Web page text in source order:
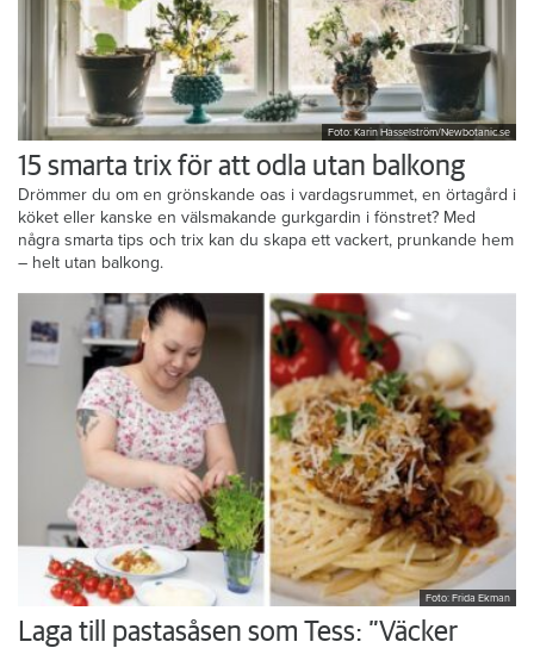
Foto: Karin Hasselström/Newbotanic.se
15 smarta trix för att odla utan balkong
Drömmer du om en grönskande oas i vardagsrummet, en örtagård i
köket eller kanske en välsmakande gurkgardin i fönstret? Med
några smarta tips och trix kan du skapa ett vackert, prunkande hem
– helt utan balkong.
Foto: Frida Ekman
Laga till pastasåsen som Tess: ”Väcker